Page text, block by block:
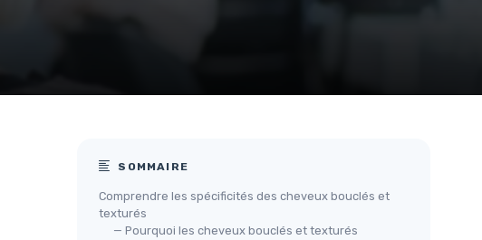
SOMMAIRE
Comprendre les spécificités des cheveux bouclés et
texturés
— Pourquoi les cheveux bouclés et texturés